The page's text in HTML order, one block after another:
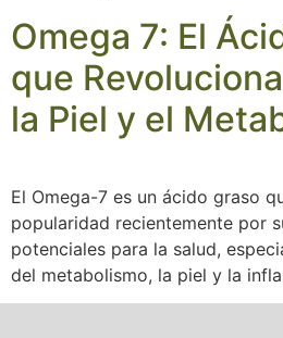
Omega 7: El
que
la Piel y el
El Omega-7 es un ácido graso
popularidad recientemente por
potenciales para la salud,
del metabolismo, la piel y la